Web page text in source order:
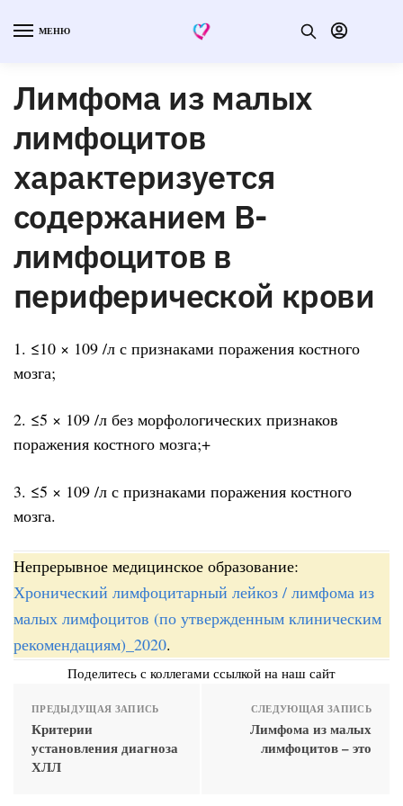
МЕНЮ
Лимфома из малых
лимфоцитов
характеризуется
содержанием В-
лимфоцитов в
периферической крови
1. ≤10 × 109 /л с признаками поражения костного
мозга;
2. ≤5 × 109 /л без морфологических признаков
поражения костного мозга;+
3. ≤5 × 109 /л с признаками поражения костного
мозга.
Непрерывное медицинское образование:
Хронический лимфоцитарный лейкоз / лимфома из
малых лимфоцитов (по утвержденным клиническим
рекомендациям)_2020.
Поделитесь с коллегами ссылкой на наш сайт
ПРЕДЫДУЩАЯ ЗАПИСЬ
Критерии
установления диагноза
ХЛЛ
СЛЕДУЮЩАЯ ЗАПИСЬ
Лимфома из малых
лимфоцитов – это